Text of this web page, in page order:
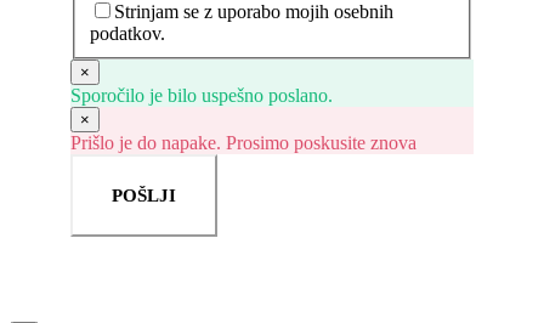
Strinjam se z uporabo mojih osebnih
podatkov.
×
Sporočilo je bilo uspešno poslano.
×
Prišlo je do napake. Prosimo poskusite znova
POŠLJI